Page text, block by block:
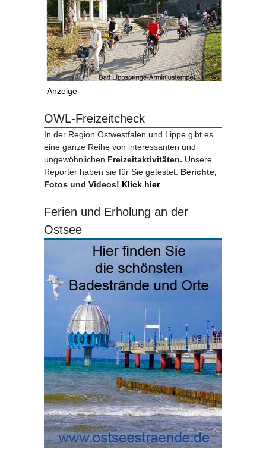
-Anzeige-
OWL-Freizeitcheck
In der Region Ostwestfalen und Lippe gibt es
eine ganze Reihe von interessanten und
ungewöhnlichen Freizeitaktivitäten. Unsere
Reporter haben sie für Sie getestet. Berichte,
Fotos und Videos! Klick hier
Ferien und Erholung an der
Ostsee